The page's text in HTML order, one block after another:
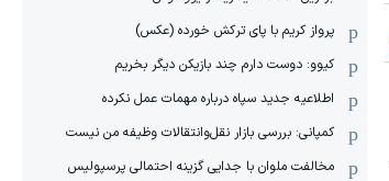
پرواز کریم با پای ترکش خورده (عکس)
کیوو: دوست دارم چند بازیکن دیگر بخریم
اطلاعیه جدید سپاه درباره مهمات عمل نکرده
کمپانی: بررسی بازار نقل‌وانتقالات وظیفه من نیست
مخالفت ملوان با جدایی گزینه احتمالی پرسپولیس